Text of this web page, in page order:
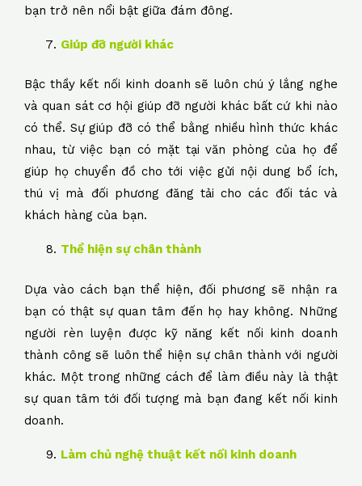
bạn trở nên nổi bật giữa đám đông.
Giúp đỡ người khác
Bậc thầy kết nối kinh doanh sẽ luôn chú ý lắng nghe
và quan sát cơ hội giúp đỡ người khác bất cứ khi nào
có thể. Sự giúp đỡ có thể bằng nhiều hình thức khác
nhau, từ việc bạn có mặt tại văn phòng của họ để
giúp họ chuyển đồ cho tới việc gửi nội dung bổ ích,
thú vị mà đối phương đăng tải cho các đối tác và
khách hàng của bạn.
Thể hiện sự chân thành
Dựa vào cách bạn thể hiện, đối phương sẽ nhận ra
bạn có thật sự quan tâm đến họ hay không. Những
người rèn luyện được kỹ năng kết nối kinh doanh
thành công sẽ luôn thể hiện sự chân thành với người
khác. Một trong những cách để làm điều này là thật
sự quan tâm tới đối tượng mà bạn đang kết nối kinh
doanh.
Làm chủ nghệ thuật kết nối kinh doanh